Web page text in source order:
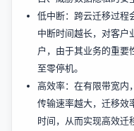
低中断：跨云迁移过程
中断时间越长，对客户
户，由于其业务的重要
至零停机。
高效率：在有限带宽内
传输速率越大，迁移效
时间，从而实现高效迁